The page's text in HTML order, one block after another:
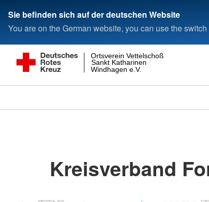
Sie befinden sich auf der deutschen Website
You are on the German website, you can use the
Windhagen e.V.
Sankt Katharinen
Ortsverein Vettelschoß
Kreisverband